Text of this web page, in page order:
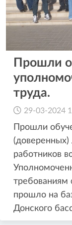
Прошли
труда.
29-03-2024
Прошли
(доверенных)
работников
требованиям
прошло на
Донского